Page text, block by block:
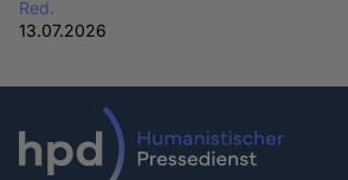
Red.
13.07.2026